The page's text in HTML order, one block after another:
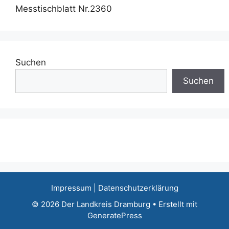
Messtischblatt Nr.2360
Suchen
Suchen
Impressum
Datenschutzerklärung
© 2026 Der Landkreis Dramburg • Erstellt mit
GeneratePress